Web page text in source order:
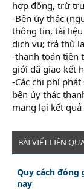
hợp đồng, trừ
-Bên ủy thác
thông tin, tài
dịch vụ; trả thù
-thanh toán tiền
giới đã giao kết
-Các chi phí
bên ủy thác
mang lại kết
BÀI VIẾT LIÊN
Quy cách đóng
nay